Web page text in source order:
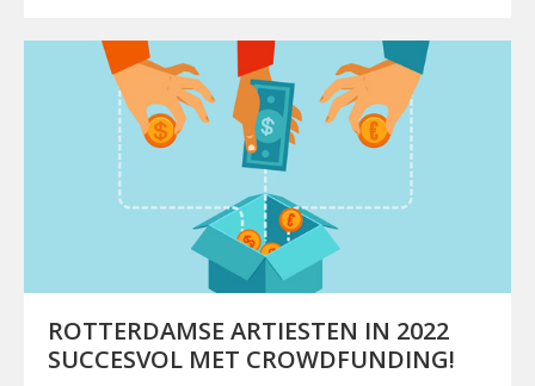
ROTTERDAMSE ARTIESTEN IN 2022
SUCCESVOL MET CROWDFUNDING!